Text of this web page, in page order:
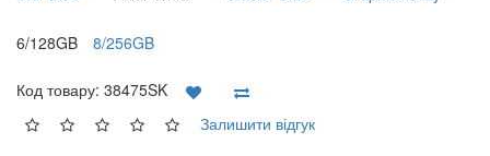
6/128GB 8/256GB
Код товару: 38475SK
Залишити відгук